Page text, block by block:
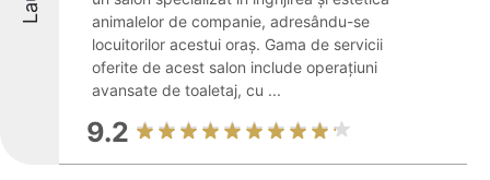
animalelor de companie, adresându-se
locuitorilor acestui oraș. Gama de servicii
oferite de acest salon include operațiuni
avansate de toaletaj, cu ...
9.2